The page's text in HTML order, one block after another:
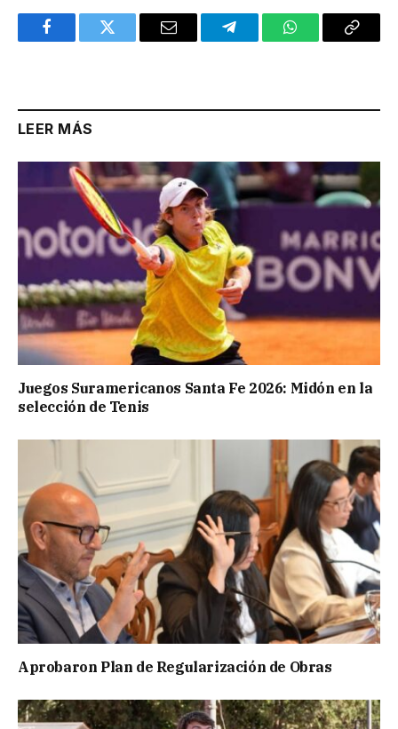
FacebookTwitter Email TelegramWhatsAppCopy
LEER MÁS
Juegos Suramericanos Santa Fe 2026: Midón en la
selección de Tenis
Aprobaron Plan de Regularización de Obras